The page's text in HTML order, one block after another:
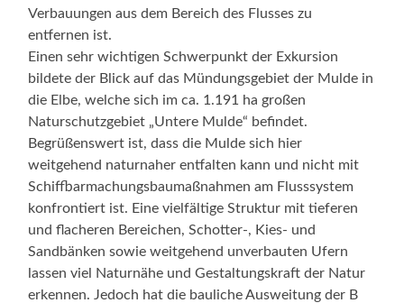
Verbauungen aus dem Bereich des Flusses zu
entfernen ist.
Einen sehr wichtigen Schwerpunkt der Exkursion
bildete der Blick auf das Mündungsgebiet der Mulde in
die Elbe, welche sich im ca. 1.191 ha großen
Naturschutzgebiet „Untere Mulde“ befindet.
Begrüßenswert ist, dass die Mulde sich hier
weitgehend naturnaher entfalten kann und nicht mit
Schiffbarmachungsbaumaßnahmen am Flusssystem
konfrontiert ist. Eine vielfältige Struktur mit tieferen
und flacheren Bereichen, Schotter-, Kies- und
Sandbänken sowie weitgehend unverbauten Ufern
lassen viel Naturnähe und Gestaltungskraft der Natur
erkennen. Jedoch hat die bauliche Ausweitung der B